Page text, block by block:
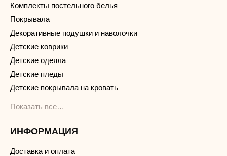
Комплекты постельного белья
Покрывала
Декоративные подушки и наволочки
Детские коврики
Детские одеяла
Детские пледы
Детские покрывала на кровать
Показать все…
ИНФОРМАЦИЯ
Доставка и оплата